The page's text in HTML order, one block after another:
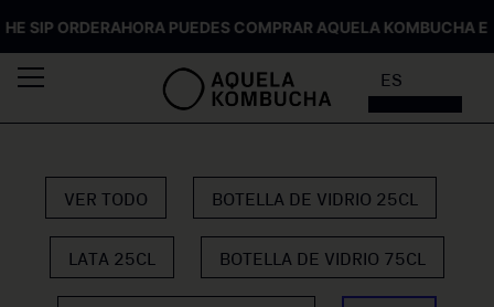
SIP ORDERAHORA PUEDES COMPRAR AQUELA KOMBUCHA EN
ES
VER TODO BOTELLA DE VIDRIO 25CL
LATA 25CL BOTELLA DE VIDRIO 75CL